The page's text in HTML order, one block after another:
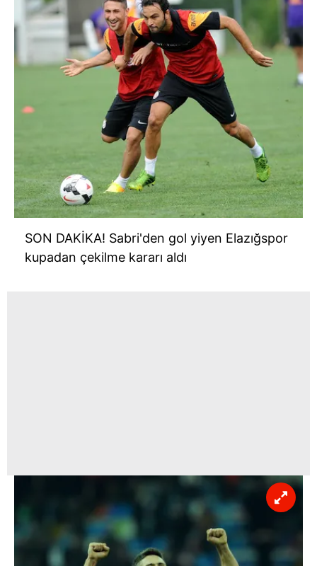
SON DAKİKA! Sabri'den gol yiyen Elazığspor
kupadan çekilme kararı aldı